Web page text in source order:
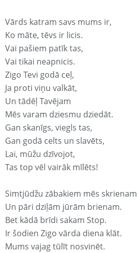
Vārds katram savs mums ir,
Ko māte, tēvs ir licis.
Vai pašiem patīk tas,
Vai tikai neapnicis.
Zigo Tevi godā ceļ,
Ja proti viņu valkāt,
Un tādēļ Tavējam
Mēs varam dziesmu dziedāt.
Gan skanīgs, viegls tas,
Gan godā celts un slavēts,
Lai, mūžu dzīvojot,
Tas top vēl vairāk mīlēts!
Simtjūdžu zābakiem mēs skrienam
Un pāri dziļām jūrām brienam.
Bet kādā brīdi sakam Stop.
Ir šodien Zigo vārda diena klāt.
Mums vajag tūlīt nosvinēt.